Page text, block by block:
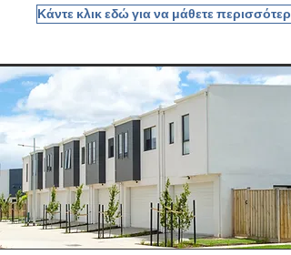
Κάντε κλικ εδώ για να μάθετε περισσότερα